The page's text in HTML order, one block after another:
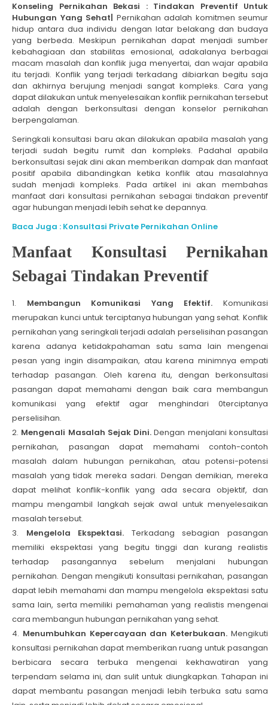
Konseling Pernikahan Bekasi : Tindakan Preventif Untuk
Hubungan Yang Sehat| Pernikahan adalah komitmen seumur
hidup antara dua individu dengan latar belakang dan budaya
yang berbeda. Meskipun pernikahan dapat menjadi sumber
kebahagiaan dan stabilitas emosional, adakalanya berbagai
macam masalah dan konflik juga menyertai, dan wajar apabila
itu terjadi. Konflik yang terjadi terkadang dibiarkan begitu saja
dan akhirnya berujung menjadi sangat kompleks. Cara yang
dapat dilakukan untuk menyelesaikan konflik pernikahan tersebut
adalah dengan berkonsultasi dengan konselor pernikahan
berpengalaman.
Seringkali konsultasi baru akan dilakukan apabila masalah yang
terjadi sudah begitu rumit dan kompleks. Padahal apabila
berkonsultasi sejak dini akan memberikan dampak dan manfaat
positif apabila dibandingkan ketika konflik atau masalahnya
sudah menjadi kompleks. Pada artikel ini akan membahas
manfaat dari konsultasi pernikahan sebagai tindakan preventif
agar hubungan menjadi lebih sehat ke depannya.
Baca Juga : Konsultasi Private Pernikahan Online
Manfaat Konsultasi Pernikahan
Sebagai Tindakan Preventif
Membangun Komunikasi Yang Efektif.Komunikasi
merupakan kunci untuk terciptanya hubungan yang sehat. Konflik
pernikahan yang seringkali terjadi adalah perselisihan pasangan
karena adanya ketidakpahaman satu sama lain mengenai
pesan yang ingin disampaikan, atau karena minimnya empati
terhadap pasangan. Oleh karena itu, dengan berkonsultasi
pasangan dapat memahami dengan baik cara membangun
komunikasi yang efektif agar menghindari 0terciptanya
perselisihan.
Mengenali Masalah Sejak Dini.Dengan menjalani konsultasi
pernikahan, pasangan dapat memahami contoh-contoh
masalah dalam hubungan pernikahan, atau potensi-potensi
masalah yang tidak mereka sadari. Dengan demikian, mereka
dapat melihat konflik-konflik yang ada secara objektif, dan
mampu mengambil langkah sejak awal untuk menyelesaikan
masalah tersebut.
Mengelola Ekspektasi. Terkadang sebagian pasangan
memiliki ekspektasi yang begitu tinggi dan kurang realistis
terhadap pasangannya sebelum menjalani hubungan
pernikahan. Dengan mengikuti konsultasi pernikahan, pasangan
dapat lebih memahami dan mampu mengelola ekspektasi satu
sama lain, serta memiliki pemahaman yang realistis mengenai
cara membangun hubungan pernikahan yang sehat.
Menumbuhkan Kepercayaan dan Keterbukaan.Mengikuti
konsultasi pernikahan dapat memberikan ruang untuk pasangan
berbicara secara terbuka mengenai kekhawatiran yang
terpendam selama ini, dan sulit untuk diungkapkan. Tahapan ini
dapat membantu pasangan menjadi lebih terbuka satu sama